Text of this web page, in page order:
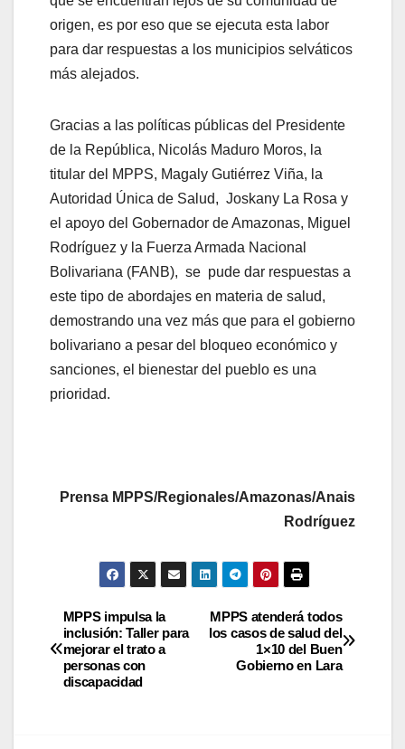
origen, es por eso que se ejecuta esta labor
para dar respuestas a los municipios selváticos
más alejados.
Gracias a las políticas públicas del Presidente
de la República, Nicolás Maduro Moros, la
titular del MPPS, Magaly Gutiérrez Viña, la
Autoridad Única de Salud, Joskany La Rosa y
el apoyo del Gobernador de Amazonas, Miguel
Rodríguez y la Fuerza Armada Nacional
Bolivariana (FANB), se pude dar respuestas a
este tipo de abordajes en materia de salud,
demostrando una vez más que para el gobierno
bolivariano a pesar del bloqueo económico y
sanciones, el bienestar del pueblo es una
prioridad.
Prensa MPPS/Regionales/Amazonas/Anais
Rodríguez
MPPS atenderá todos
los casos de salud del
1×10 del Buen
Gobierno en Lara
MPPS impulsa la
inclusión: Taller para
mejorar el trato a
personas con
discapacidad